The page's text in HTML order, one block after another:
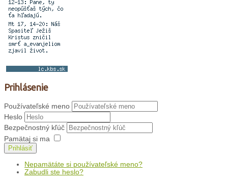
Prihlásenie
Používateľské meno
Heslo
Bezpečnostný kľúč
Pamätaj si ma
Prihlásiť
Nepamätáte si používateľské meno?
Zabudli ste heslo?